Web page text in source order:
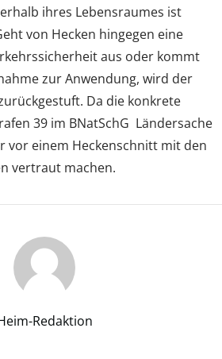
ihres Lebensraumes ist
von Hecken hingegen eine
aus oder kommt
zur Anwendung, wird der
Da die konkrete
39 im BNatSchG Ländersache
vor einem Heckenschnitt mit den
vertraut machen.
Redaktion